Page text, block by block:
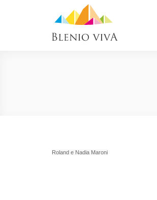
Roland e Nadia Maroni